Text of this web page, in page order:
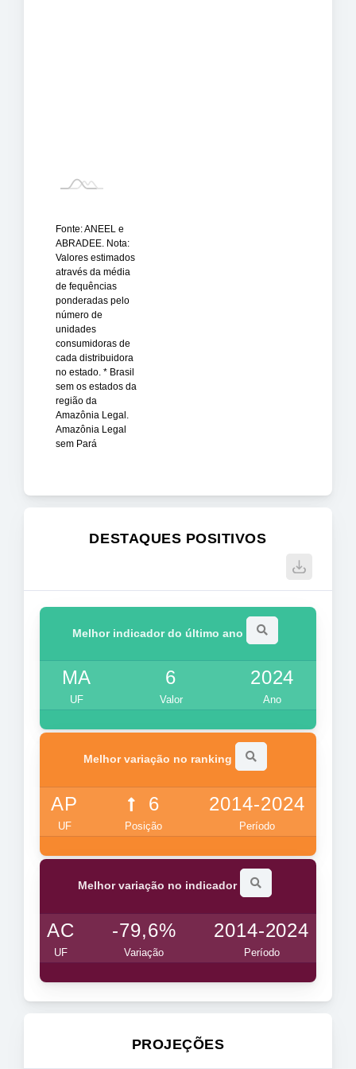
Fonte: ANEEL e
ABRADEE. Nota:
Valores estimados
através da média
de fequências
ponderadas pelo
número de
unidades
consumidoras de
cada distribuidora
no estado. * Brasil
sem os estados da
região da
Amazônia Legal.
Amazônia Legal
sem Pará
DESTAQUES POSITIVOS
Melhor indicador do último ano
MA
UF
6
Valor
2024
Ano
Melhor variação no ranking
AP
UF
6
Posição
2014-2024
Período
Melhor variação no indicador
AC
UF
-79,6%
Variação
2014-2024
Período
PROJEÇÕES